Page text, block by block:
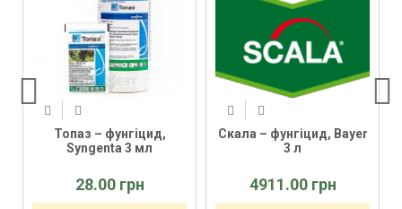
Топаз – фунгіцид,
Syngenta 3 мл
28.00 грн
Скала – фунгіцид, Bayer
3 л
4911.00 грн